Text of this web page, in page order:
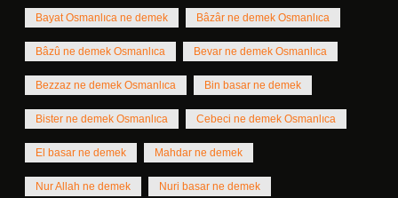
Bayat Osmanlıca ne demek Bâzâr ne demek Osmanlıca
Bâzû ne demek Osmanlıca Bevar ne demek Osmanlıca
Bezzaz ne demek Osmanlıca Bin basar ne demek
Bister ne demek Osmanlıca Cebeci ne demek Osmanlıca
El basar ne demek Mahdar ne demek
Nur Allah ne demek Nuri basar ne demek